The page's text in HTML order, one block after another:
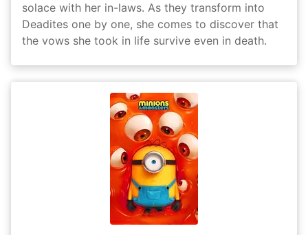
solace with her in-laws. As they transform into
Deadites one by one, she comes to discover that
the vows she took in life survive even in death.